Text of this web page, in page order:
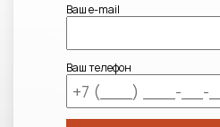
Ваш e-mail
Ваш телефон